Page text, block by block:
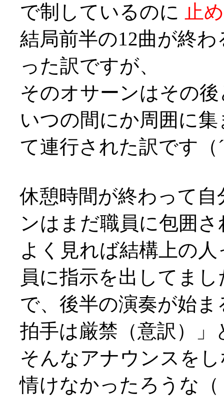
で制しているのに 止
結局前半の12曲が終
った訳ですが、
そのオサーンはその
いつの間にか周囲に
て連行された訳です（
休憩時間が終わって
ンはまだ職員に包囲
よく見れば結構上の
員に指示を出してまし
で、後半の演奏が始
拍手は厳禁（意訳）
そんなアナウンスを
情けなかったろうな（